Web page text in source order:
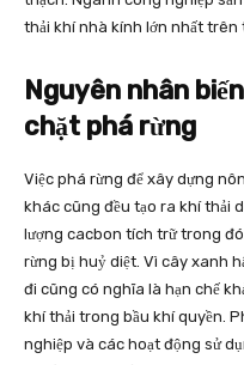
thải khí nhà kính lớn nhất trên
Nguyên nhân
chặt phá rừng
Việc phá rừng để xây dựng
khác cũng đều tạo ra khí thải
lượng cacbon tích trữ trong
rừng bị huỷ diệt. Vì cây xanh
đi cũng có nghĩa là hạn chế
khí thải trong bầu khí quyền.
nghiệp và các hoạt động sử